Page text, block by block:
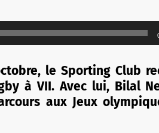
le Sporting Club
à VII. Avec lui, Bilal
aux Jeux